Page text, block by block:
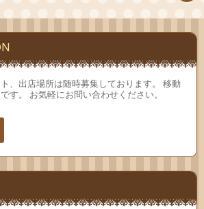
、出店場所は随時募集しております。 移動
す。 お気軽にお問い合わせください。